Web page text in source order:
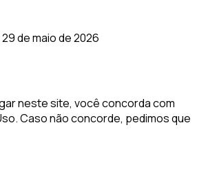
29 de maio de 2026
neste site, você concorda com
Caso não concorde, pedimos que